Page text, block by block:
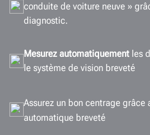
conduite de voiture neuve »
diagnostic.
Mesurez automatiquement les
le système de vision breveté
Assurez un bon centrage grâce
automatique breveté